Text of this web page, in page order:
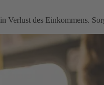
Verlust des Einkommens.